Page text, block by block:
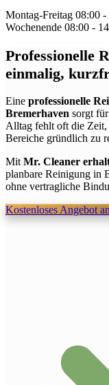
Montag-Freitag 08:00 -
Wochenende 08:00 -
Professionelle
einmalig,
Eine professionelle
Bremerhaven sorgt
Alltag fehlt oft die Zeit,
Bereiche gründlich zu
Mit Mr. Cleaner
planbare Reinigung in
ohne vertragliche
Kostenloses Angebot